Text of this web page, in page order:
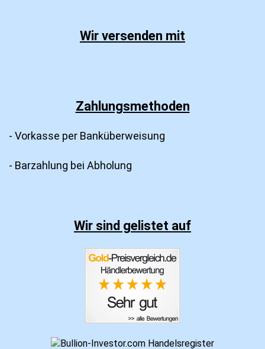
Wir versenden mit
Zahlungsmethoden
- Vorkasse per Banküberweisung
- Barzahlung bei Abholung
Wir sind gelistet auf